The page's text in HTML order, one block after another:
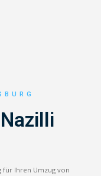
für Ihren Umzug von